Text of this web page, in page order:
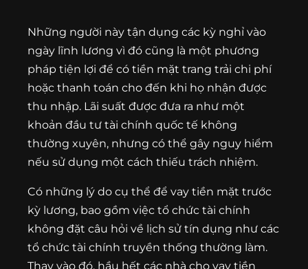
Những người này tận dụng các kỳ nghỉ vào
ngày lĩnh lương vì đó cũng là một phương
pháp tiện lợi để có tiền mặt trang trải chi phí
hoặc thanh toán cho đến khi họ nhận được
thu nhập. Lãi suất được đưa ra như một
khoản đầu tư tài chính quốc tế không
thường xuyên, nhưng có thể gây nguy hiểm
nếu sử dụng một cách thiếu trách nhiệm.
Có những lý do cụ thể để vay tiền mặt trước
kỳ lương, bao gồm việc tổ chức tài chính
không đặt câu hỏi về lịch sử tín dụng như các
tổ chức tài chính truyền thống thường làm.
Thay vào đó, hầu hết các nhà cho vay tiền